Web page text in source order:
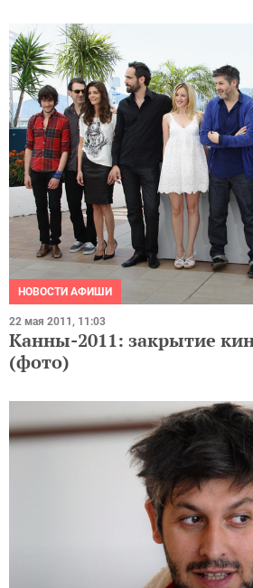
НОВОСТИ АФИШИ
22 мая 2011, 11:03
Канны-2011: закрытие
(фото)